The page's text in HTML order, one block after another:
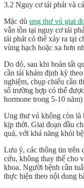
3.2 Nguy cơ tái phát và
Mặc dù ung thư vú giai
vẫn tồn tại nguy cơ tái
tái phát có thể xảy ra tại
vùng hạch hoặc xa hơn
Do đó, sau khi hoàn tất
cần tái khám định kỳ
nghiệm, chụp chiếu cần
số trường hợp có thể
hormone trong 5-10
Ung thư vú không còn là
kịp thời. Giai đoạn đầu
quả, với khả năng khỏi
Lưu ý, các thông tin trên
cứu, không thay thế cho
khoa. Người bệnh cần
thực hiện theo nội dung